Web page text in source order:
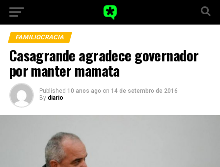
FAMILIOCRACIA
Casagrande agradece governador
por manter mamata
Published 10 anos ago on 14 de setembro de 2016
By diario